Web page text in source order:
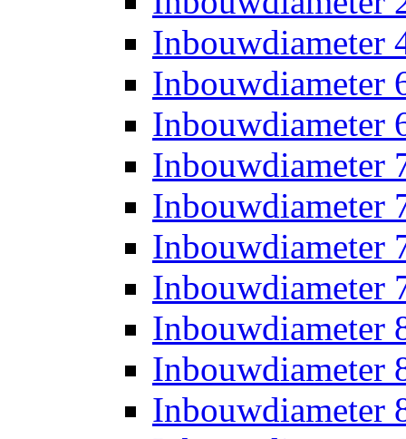
Inbouwdiameter
Inbouwdiameter
Inbouwdiameter
Inbouwdiameter
Inbouwdiameter
Inbouwdiameter
Inbouwdiameter
Inbouwdiameter
Inbouwdiameter
Inbouwdiameter